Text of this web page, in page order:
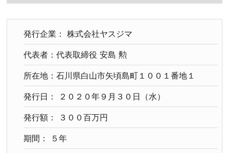
発行企業： 株式会社ヤスジマ
代表者：代表取締役 安島 勲
所在地：石川県白山市矢頃島町１００１番地１
発行日： ２０２０年９月３０日（水）
発行額： ３００百万円
期間： ５年